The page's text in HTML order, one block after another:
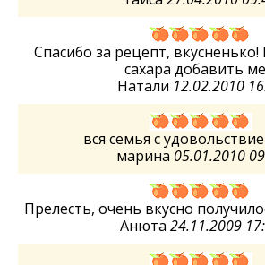
Спасибо за рецепт,
сахара добавить
Натали 12.02.2010
вся семья с
марина 05.01.2010
Прелесть, очень вкусно
Анюта 24.11.2009